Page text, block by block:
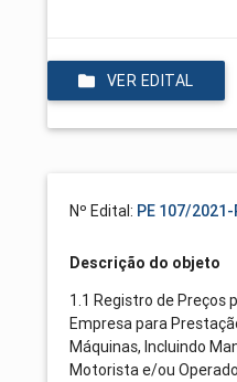
VER EDITAL
Nº Edital: PE 107/
Descrição do objeto
1.1 Registro de Preços
Empresa para
Máquinas, Incluindo
Motorista e/ou